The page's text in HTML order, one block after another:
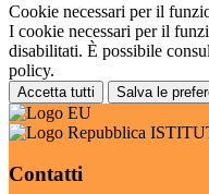
Cookie necessari per il
I cookie necessari per il
disabilitati. È possibile
policy.
Accetta tutti Salva le
Contatti